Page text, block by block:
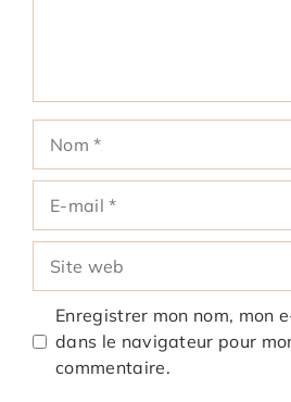
mail
web
Enregistrer mon nom, mon
dans le navigateur pour
commentaire.